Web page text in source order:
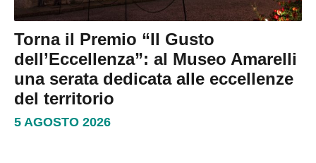
Torna il Premio “Il Gusto
dell’Eccellenza”: al Museo Amarelli
una serata dedicata alle eccellenze
del territorio
5 AGOSTO 2026